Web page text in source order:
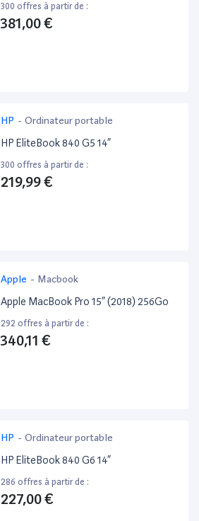
300 offres à partir de :
381,00 €
HP - Ordinateur portable
HP EliteBook 840 G5 14”
300 offres à partir de :
219,99 €
Apple - Macbook
Apple MacBook Pro 15” (2018) 256Go
292 offres à partir de :
340,11 €
HP - Ordinateur portable
HP EliteBook 840 G6 14”
286 offres à partir de :
227,00 €